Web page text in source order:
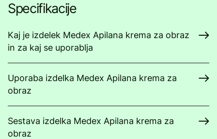
Specifikacije
Kaj je izdelek Medex Apilana krema za obraz
in za kaj se uporablja
Uporaba izdelka Medex Apilana krema za
obraz
Sestava izdelka Medex Apilana krema za
obraz